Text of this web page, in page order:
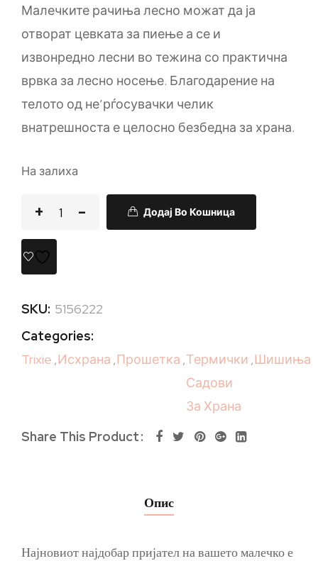
Малечките рачиња лесно можат да ја
отворат цевката за пиење а се и
извонредно лесни во тежина со практична
врвка за лесно носење. Благодарение на
телото од не’рѓосувачки челик
внатрешноста е целосно безбедна за храна.
На залиха
Додај Во Кошница
SKU: 5156222
Categories:
Trixie ,Исхрана ,Прошетка ,Термички
Садови
За Храна
,Шишиња
Share This Product
Опис
Најновиот најдобар пријател на вашето малечко е